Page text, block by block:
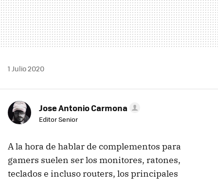
1 Julio 2020
Jose Antonio Carmona
Editor Senior
A la hora de hablar de complementos para
gamers suelen ser los monitores, ratones,
teclados e incluso routers, los principales